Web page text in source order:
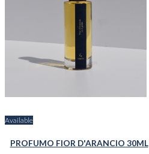
Available
PROFUMO FIOR D'ARANCIO 30ML